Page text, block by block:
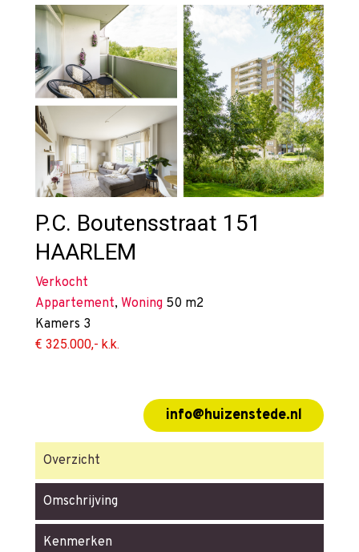
P.C. Boutensstraat 151
HAARLEM
Verkocht
Appartement, Woning 50 m2
Kamers 3
€ 325.000,- k.k.
info@huizenstede.nl
Overzicht
Omschrijving
Kenmerken